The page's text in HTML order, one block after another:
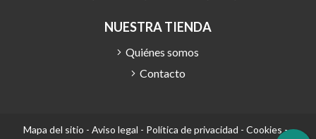
NUESTRA TIENDA
Quiénes somos
Contacto
Mapa del sitio - Aviso legal - Política de privacidad - Cookies-